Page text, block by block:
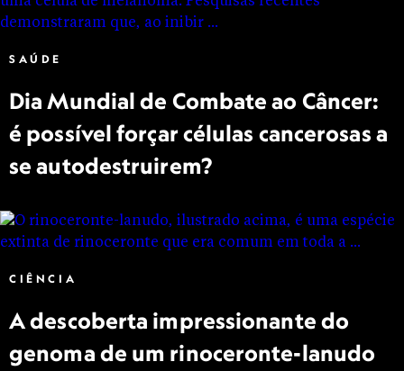
SAÚDE
Dia Mundial de Combate ao Câncer:
é possível forçar células cancerosas a
se autodestruirem?
CIÊNCIA
A descoberta impressionante do
genoma de um rinoceronte-lanudo